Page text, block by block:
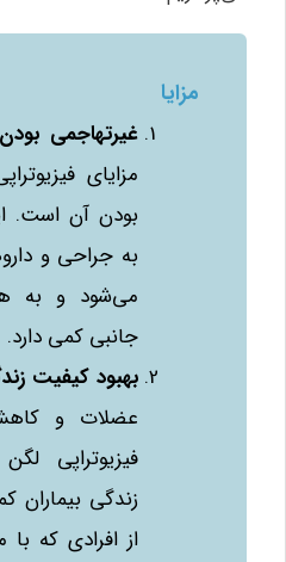
مزایا
غیرتهاجمی بودن
مزایای
بودن آن است.
به جراحی و
می‌شود و به
جانبی کمی دارد.
بهبود کیفیت
عضلات و
فیزیوتراپی
زندگی بیماران
از افرادی که